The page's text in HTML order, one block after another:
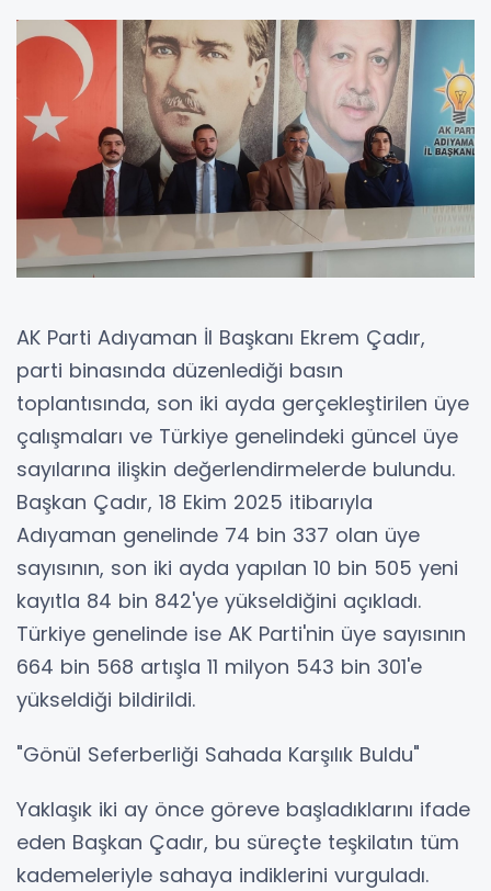
AK Parti Adıyaman İl Başkanı Ekrem Çadır,
parti binasında düzenlediği basın
toplantısında, son iki ayda gerçekleştirilen üye
çalışmaları ve Türkiye genelindeki güncel üye
sayılarına ilişkin değerlendirmelerde bulundu.
Başkan Çadır, 18 Ekim 2025 itibarıyla
Adıyaman genelinde 74 bin 337 olan üye
sayısının, son iki ayda yapılan 10 bin 505 yeni
kayıtla 84 bin 842'ye yükseldiğini açıkladı.
Türkiye genelinde ise AK Parti'nin üye sayısının
664 bin 568 artışla 11 milyon 543 bin 301'e
yükseldiği bildirildi.
"Gönül Seferberliği Sahada Karşılık Buldu"
Yaklaşık iki ay önce göreve başladıklarını ifade
eden Başkan Çadır, bu süreçte teşkilatın tüm
kademeleriyle sahaya indiklerini vurguladı.